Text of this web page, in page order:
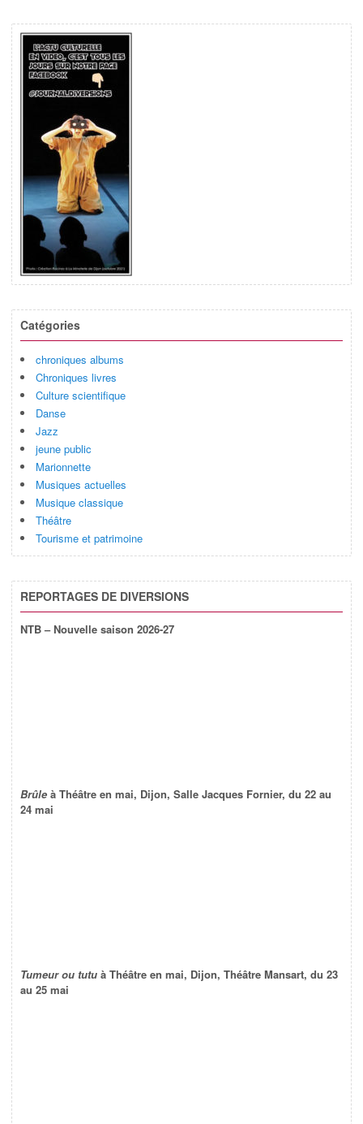
Catégories
chroniques albums
Chroniques livres
Culture scientifique
Danse
Jazz
jeune public
Marionnette
Musiques actuelles
Musique classique
Théâtre
Tourisme et patrimoine
REPORTAGES DE DIVERSIONS
NTB – Nouvelle saison 2026-27
Brûle à Théâtre en mai, Dijon, Salle Jacques Fornier, du 22 au
24 mai
Tumeur ou tutu à Théâtre en mai, Dijon, Théâtre Mansart, du 23
au 25 mai